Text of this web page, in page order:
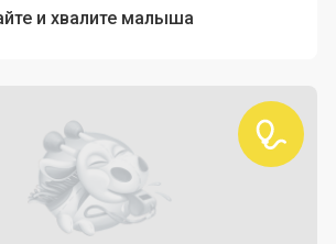
и хвалите малыша